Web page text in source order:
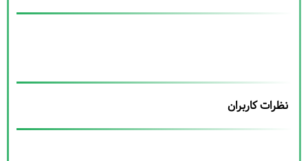
نظرات کاربران